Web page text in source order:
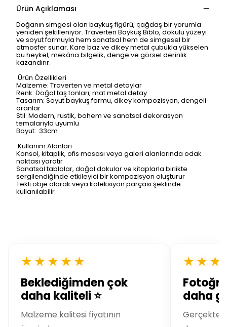
Ürün Açıklaması
Doğanın simgesi olan baykuş figürü, çağdaş bir yorumla
yeniden şekilleniyor. Traverten Baykuş Biblo, dokulu yüzeyi
ve soyut formuyla hem sanatsal hem de simgesel bir
atmosfer sunar. Kare baz ve dikey metal çubukla yükselen
bu heykel, mekâna bilgelik, denge ve görsel derinlik
kazandırır.
Ürün Özellikleri
Malzeme: Traverten ve metal detaylar
Renk: Doğal taş tonları, mat metal detay
Tasarım: Soyut baykuş formu, dikey kompozisyon, dengeli
oranlar
Stil: Modern, rustik, bohem ve sanatsal dekorasyon
temalarıyla uyumlu
Boyut: 33cm
Kullanım Alanları
Konsol, kitaplık, ofis masası veya galeri alanlarında odak
noktası yaratır
Sanatsal tablolar, doğal dokular ve kitaplarla birlikte
sergilendiğinde etkileyici bir kompozisyon oluşturur
Tekli obje olarak veya koleksiyon parçası şeklinde
kullanılabilir
★★★★★
Beklediğimden çok
daha kaliteli ⭐
Malzeme kalitesi fiyatının
daha
Gerçekte